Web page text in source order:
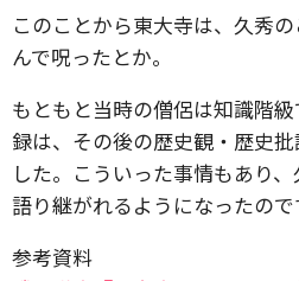
このことから東大寺は、久秀
んで呪ったとか。
もともと当時の僧侶は知識階
録は、その後の歴史観・歴史
した。こういった事情もあり
語り継がれるようになったので
参考資料